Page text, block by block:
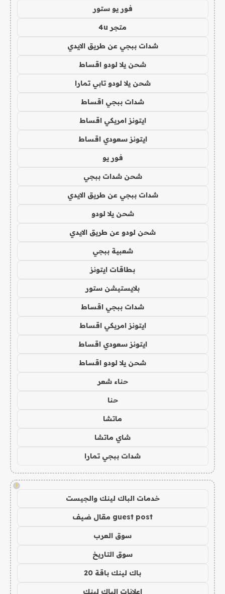
فور يو ستور
متجر 4u
شدات ببجي عن طريق الايدي
شحن يلا لودو اقساط
شحن يلا لودو تابي تمارا
شدات ببجي اقساط
ايتونز امريكي اقساط
ايتونز سعودي اقساط
فور يو
شحن شدات ببجي
شدات ببجي عن طريق الايدي
شحن يلا لودو
شحن لودو عن طريق الايدي
شعبية ببجي
بطاقات ايتونز
بلايستيشن ستور
شدات ببجي اقساط
ايتونز امريكي اقساط
ايتونز سعودي اقساط
شحن يلا لودو اقساط
حناء شعر
حنا
ماتشا
شاي ماتشا
شدات ببجي تمارا
!
خدمات الباك لينك والجيست
guest post مقال ضيف
سوق العرب
سوق التاريخ
باك لينك باقة 20
اعلانات الباك لينك